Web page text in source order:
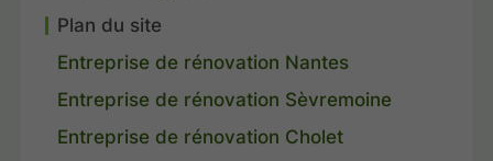
Plan du site
Entreprise de rénovation Nantes
Entreprise de rénovation Sèvremoine
Entreprise de rénovation Cholet